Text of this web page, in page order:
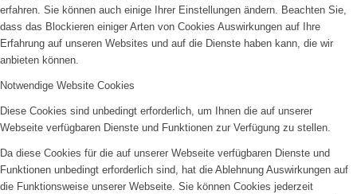
erfahren. Sie können auch einige Ihrer Einstellungen ändern. Beachten Sie,
dass das Blockieren einiger Arten von Cookies Auswirkungen auf Ihre
Erfahrung auf unseren Websites und auf die Dienste haben kann, die wir
anbieten können.
Notwendige Website Cookies
Diese Cookies sind unbedingt erforderlich, um Ihnen die auf unserer
Webseite verfügbaren Dienste und Funktionen zur Verfügung zu stellen.
Da diese Cookies für die auf unserer Webseite verfügbaren Dienste und
Funktionen unbedingt erforderlich sind, hat die Ablehnung Auswirkungen auf
die Funktionsweise unserer Webseite. Sie können Cookies jederzeit